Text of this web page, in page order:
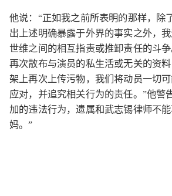
他说：“正如我之前所表明的那样，除
出上述明确暴露于外界的事实之外，
世维之间的相互指责或推卸责任的斗
再次散布与演员的私生活或无关的资
架上再次上传污物，我们将动员一切
应对，并追究相关行为的责任。”他警
加的违法行为，遗属和武志锡律师不
妈。”